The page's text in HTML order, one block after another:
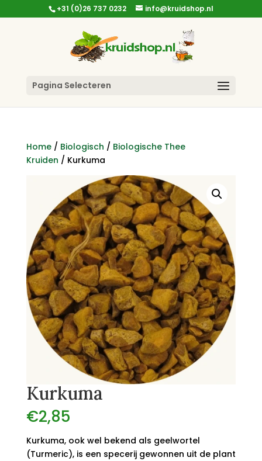
+31 (0)26 737 0232 info@kruidshop.nl
Pagina Selecteren
Home/ Biologisch / Biologische Thee
Kruiden / Kurkuma
Kurkuma
€2,85
Kurkuma, ook wel bekend als geelwortel
(Turmeric), is een specerij gewonnen uit de plant